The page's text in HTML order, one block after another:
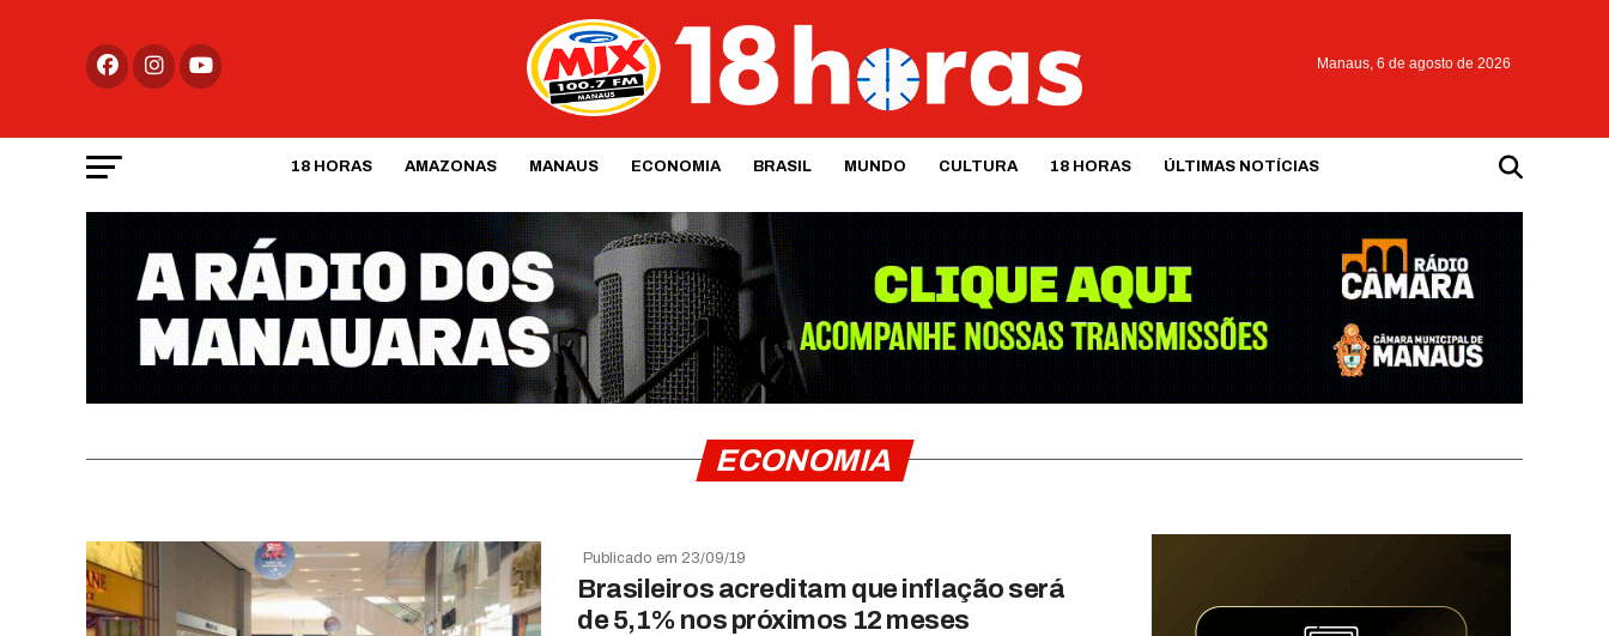
Manaus, 6 de agosto de 2026
18 HORAS AMAZONAS MANAUS ECONOMIA BRASIL MUNDO CULTURA 18 HORAS ÚLTIMAS NOTÍCIAS
ECONOMIA
Publicado em 23/09/19
Brasileiros acreditam que inflação será
de 5,1% nos próximos 12 meses